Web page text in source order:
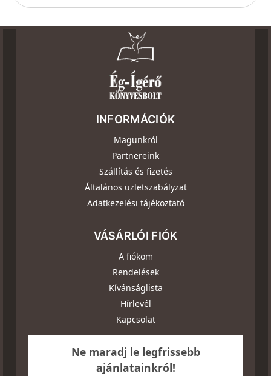
INFORMÁCIÓK
Magunkról
Partnereink
Szállítás és fizetés
Általános üzletszabályzat
Adatkezelési tájékoztató
VÁSÁRLÓI FIÓK
A fiókom
Rendelések
Kívánságlista
Hírlevél
Kapcsolat
Ne maradj le legfrissebb
ajánlatainkról!